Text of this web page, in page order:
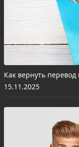
Как вернуть
15.11.2025